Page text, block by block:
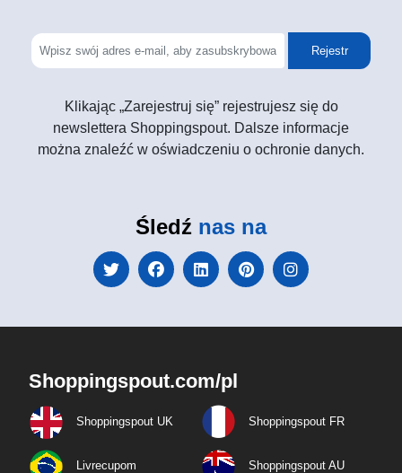
Rejestr
Klikając „Zarejestruj się” rejestrujesz się do
newslettera Shoppingspout. Dalsze informacje
można znaleźć w oświadczeniu o ochronie danych.
Śledź nas na
Shoppingspout.com/pl
Shoppingspout UK Shoppingspout FR
Livrecupom Shoppingspout AU